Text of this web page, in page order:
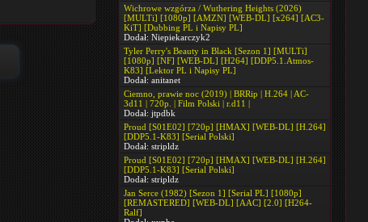
Wichrowe wzgórza / Wuthering Heights (2026)
[MULTi] [1080p] [AMZN] [WEB-DL] [x264] [AC3-
KiT] [Dubbing PL i Napisy PL]
Dodał: Niepiekarczyk2
Tyler Perry's Beauty in Black [Sezon 1] [MULTi]
[1080p] [NF] [WEB-DL] [H264] [DDP5.1.Atmos-
K83] [Lektor PL i Napisy PL]
Dodał: anitanet
Ciemno, prawie noc (2019) | BRRip | H.264 | AC-
3d11 | 720p. | Film Polski | r.d11 |
Dodał: jtpdbk
Proud [S01E02] [720p] [HMAX] [WEB-DL] [H.264]
[DDP5.1-K83] [Serial Polski]
Dodał: stripldz
Proud [S01E02] [720p] [HMAX] [WEB-DL] [H.264]
[DDP5.1-K83] [Serial Polski]
Dodał: stripldz
Jan Serce (1982) [Sezon 1] [Serial PL] [1080p]
[REMASTERED] [WEB-DL] [AAC] [2.0] [H264-
Ralf]